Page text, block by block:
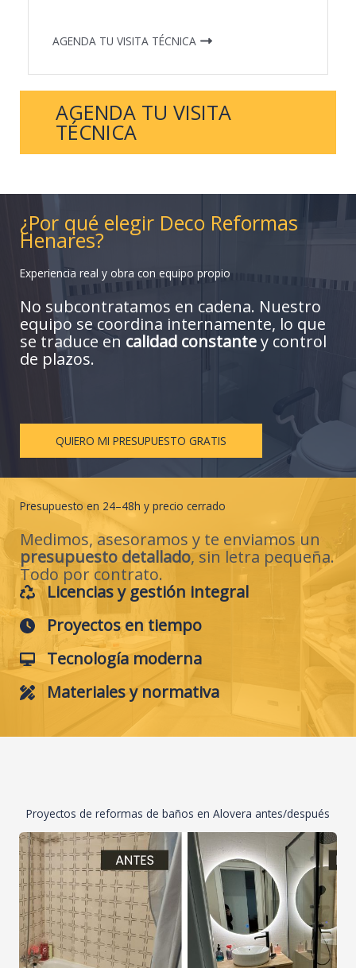
AGENDA TU VISITA TÉCNICA
AGENDA TU VISITA
TÉCNICA
¿Por qué elegir Deco Reformas
Henares?
Experiencia real y obra con equipo propio
No subcontratamos en cadena. Nuestro
equipo se coordina internamente, lo que
se traduce en calidad constantey control
de plazos.
QUIERO MI PRESUPUESTO GRATIS
Presupuesto en 24–48h y precio cerrado
Medimos, asesoramos y te enviamos un
presupuesto detallado, sin letra pequeña.
Todo por contrato.
Licencias y gestión integral
Proyectos en tiempo
Tecnología moderna
Materiales y normativa
Proyectos de reformas de baños en Alovera antes/después